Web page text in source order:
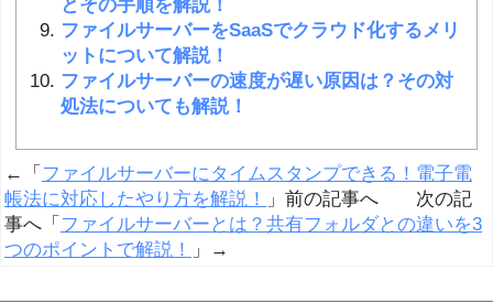
とその手順を解説！
ファイルサーバーをSaaSでクラウド化するメリ
ットについて解説！
ファイルサーバーの速度が遅い原因は？その対
処法についても解説！
←「 ファイルサーバーにタイムスタンプできる！電子電
帳法に対応したやり方を解説！
」前の記事へ 次の記
事へ「 ファイルサーバーとは？共有フォルダとの違いを3
つのポイントで解説！
」→